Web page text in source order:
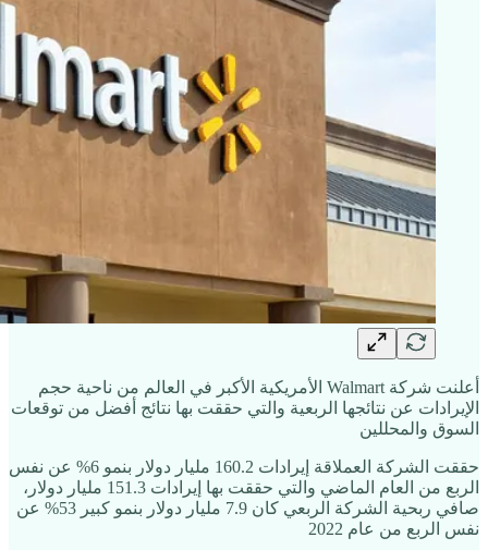
أعلنت شركة Walmart الأمريكية الأكبر في العالم من ناحية حجم
الإيرادات عن نتائجها الربعية والتي حققت بها نتائج أفضل من توقعات
السوق والمحللين
حققت الشركة العملاقة إيرادات 160.2 مليار دولار بنمو 6% عن نفس
الربع من العام الماضي والتي حققت بها إيرادات 151.3 مليار دولار،
صافي ربحية الشركة الربعي كان 7.9 مليار دولار بنمو كبير 53% عن
نفس الربع من عام 2022